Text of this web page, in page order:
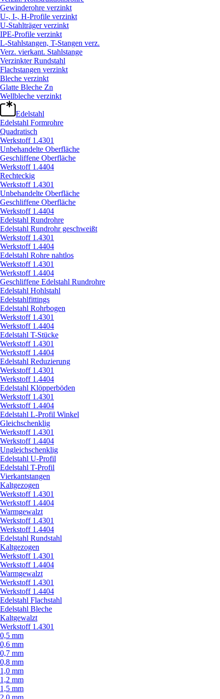
Gewinderohre verzinkt
U-, I-, H-Profile verzinkt
U-Stahlträger verzinkt
IPE-Profile verzinkt
L-Stahlstangen, T-Stangen verz.
Verz. vierkant. Stahlstange
Verzinkter Rundstahl
Flachstangen verzinkt
Bleche verzinkt
Glatte Bleche Zn
Wellbleche verzinkt
Edelstahl
Edelstahl Formrohre
Quadratisch
Werkstoff 1.4301
Unbehandelte Oberfläche
Geschliffene Oberfläche
Werkstoff 1.4404
Rechteckig
Werkstoff 1.4301
Unbehandelte Oberfläche
Geschliffene Oberfläche
Werkstoff 1.4404
Edelstahl Rundrohre
Edelstahl Rundrohr geschweißt
Werkstoff 1.4301
Werkstoff 1.4404
Edelstahl Rohre nahtlos
Werkstoff 1.4301
Werkstoff 1.4404
Geschliffene Edelstahl Rundrohre
Edelstahl Hohlstahl
Edelstahlfittings
Edelstahl Rohrbogen
Werkstoff 1.4301
Werkstoff 1.4404
Edelstahl T-Stücke
Werkstoff 1.4301
Werkstoff 1.4404
Edelstahl Reduzierung
Werkstoff 1.4301
Werkstoff 1.4404
Edelstahl Klöpperböden
Werkstoff 1.4301
Werkstoff 1.4404
Edelstahl L-Profil Winkel
Gleichschenklig
Werkstoff 1.4301
Werkstoff 1.4404
Ungleichschenklig
Edelstahl U-Profil
Edelstahl T-Profil
Vierkantstangen
Kaltgezogen
Werkstoff 1.4301
Werkstoff 1.4404
Warmgewalzt
Werkstoff 1.4301
Werkstoff 1.4404
Edelstahl Rundstahl
Kaltgezogen
Werkstoff 1.4301
Werkstoff 1.4404
Warmgewalzt
Werkstoff 1.4301
Werkstoff 1.4404
Edelstahl Flachstahl
Edelstahl Bleche
Kaltgewalzt
Werkstoff 1.4301
0,5 mm
0,6 mm
0,7 mm
0,8 mm
1,0 mm
1,2 mm
1,5 mm
2,0 mm